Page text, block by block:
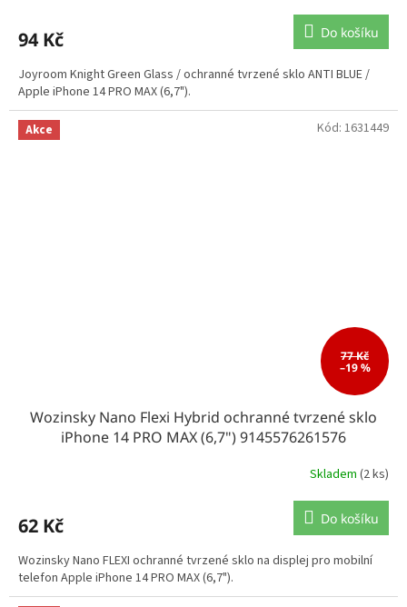
94 Kč Do košíku
Joyroom Knight Green Glass / ochranné tvrzené sklo ANTI BLUE /
Apple iPhone 14 PRO MAX (6,7").
Akce
77 Kč
–19 %
Wozinsky Nano Flexi Hybrid ochranné tvrzené sklo
iPhone 14 PRO MAX (6,7") 9145576261576
Skladem (2 ks)
62 Kč Do košíku
Wozinsky Nano FLEXI ochranné tvrzené sklo na displej pro mobilní
telefon Apple iPhone 14 PRO MAX (6,7").
Kód: 1631449